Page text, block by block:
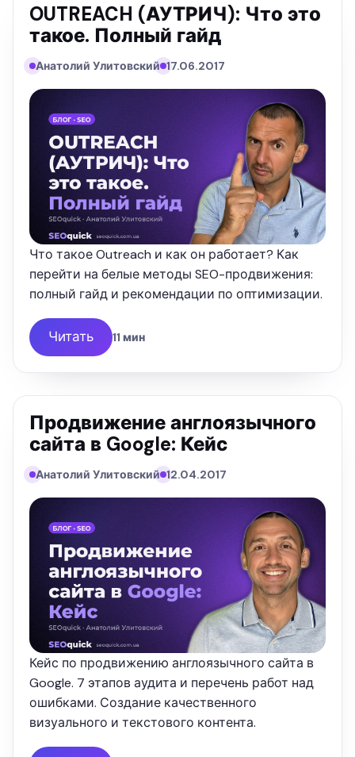
OUTREACH (АУТРИЧ): Что это
такое. Полный гайд
Анатолий Улитовский 17.06.2017
Что такое Outreach и как он работает? Как
перейти на белые методы SEO-продвижения:
полный гайд и рекомендации по оптимизации.
Читать 11 мин
Продвижение англоязычного
сайта в Google: Кейс
Анатолий Улитовский 12.04.2017
Кейс по продвижению англоязычного сайта в
Google. 7 этапов аудита и перечень работ над
ошибками. Создание качественного
визуального и текстового контента.